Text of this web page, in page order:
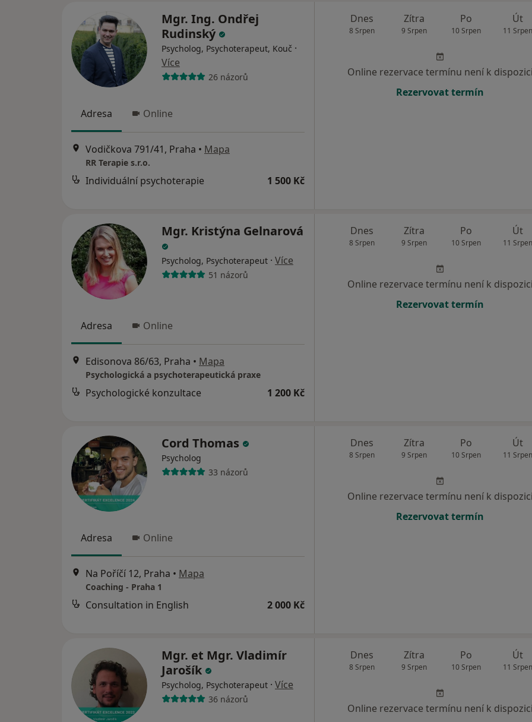
Mgr. Ing. Ondřej
Rudinský
Psycholog, Psychoterapeut, Kouč ·
Více
26 názorů
Adresa Online
Vodičkova 791/41, Praha • Mapa
RR Terapie s.r.o.
Individuální psychoterapie 1 500 Kč
Dnes
8 Srpen
Zítra
9 Srpen
Po
10 Srpen
Út
11 Srpen
Online rezervace termínu není k dispozici
Rezervovat termín
Mgr. Kristýna Gelnarová
Psycholog, Psychoterapeut · Více
51 názorů
Adresa Online
Edisonova 86/63, Praha • Mapa
Psychologická a psychoterapeutická praxe
Psychologické konzultace 1 200 Kč
Dnes
8 Srpen
Zítra
9 Srpen
Po
10 Srpen
Út
11 Srpen
Online rezervace termínu není k dispozici
Rezervovat termín
Cord Thomas
Psycholog
33 názorů
Adresa Online
Na Poříčí 12, Praha • Mapa
Coaching - Praha 1
Consultation in English 2 000 Kč
Dnes
8 Srpen
Zítra
9 Srpen
Po
10 Srpen
Út
11 Srpen
Online rezervace termínu není k dispozici
Rezervovat termín
Mgr. et Mgr. Vladimír
Jarošík
Psycholog, Psychoterapeut · Více
36 názorů
Dnes
8 Srpen
Zítra
9 Srpen
Po
10 Srpen
Út
11 Srpen
Online rezervace termínu není k dispozici